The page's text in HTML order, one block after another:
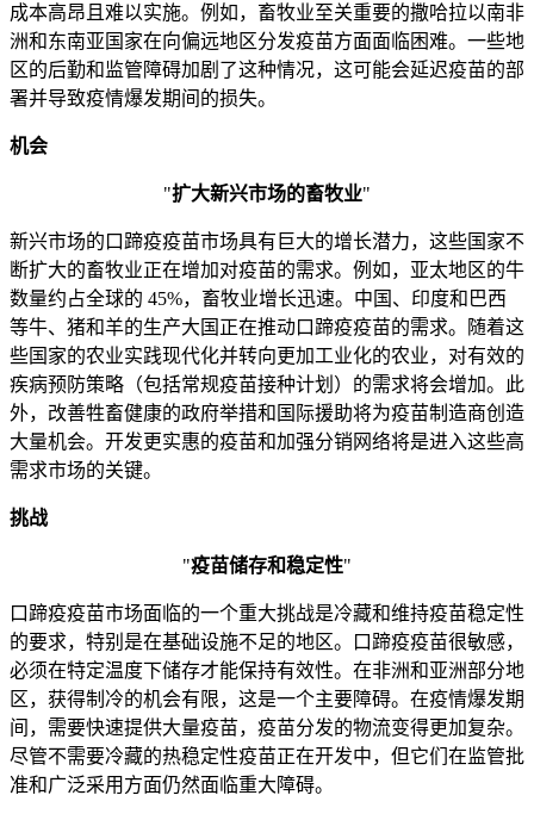
成本高昂且难以实施。例如，畜牧业至关重要的撒哈拉以南非
洲和东南亚国家在向偏远地区分发疫苗方面面临困难。一些地
区的后勤和监管障碍加剧了这种情况，这可能会延迟疫苗的部
署并导致疫情爆发期间的损失。
机会
"扩大新兴市场的畜牧业"
新兴市场的口蹄疫疫苗市场具有巨大的增长潜力，这些国家不
断扩大的畜牧业正在增加对疫苗的需求。例如，亚太地区的牛
数量约占全球的 45%，畜牧业增长迅速。中国、印度和巴西
等牛、猪和羊的生产大国正在推动口蹄疫疫苗的需求。随着这
些国家的农业实践现代化并转向更加工业化的农业，对有效的
疾病预防策略（包括常规疫苗接种计划）的需求将会增加。此
外，改善牲畜健康的政府举措和国际援助将为疫苗制造商创造
大量机会。开发更实惠的疫苗和加强分销网络将是进入这些高
需求市场的关键。
挑战
"疫苗储存和稳定性"
口蹄疫疫苗市场面临的一个重大挑战是冷藏和维持疫苗稳定性
的要求，特别是在基础设施不足的地区。口蹄疫疫苗很敏感，
必须在特定温度下储存才能保持有效性。在非洲和亚洲部分地
区，获得制冷的机会有限，这是一个主要障碍。在疫情爆发期
间，需要快速提供大量疫苗，疫苗分发的物流变得更加复杂。
尽管不需要冷藏的热稳定性疫苗正在开发中，但它们在监管批
准和广泛采用方面仍然面临重大障碍。